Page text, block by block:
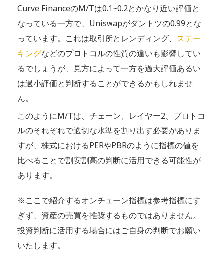
Curve FinanceのM/Tは0.1~0.2とかなり近い評価と
なっている一方で、Uniswapがダントツの0.99とな
っています。これは取引所とレンディング、 ステー
キングなどのプロトコルの性質の違いも影響してい
るでしょうが、見方によって一方を過大評価あるい
は過小評価と判断することができるかもしれませ
ん。
このようにM/Tは、チェーン、レイヤー2、プロトコ
ルのそれぞれで適切な水準を割り出す必要がありま
すが、株式におけるPERやPBRのように指標の値を
比べることで割安割高の判断に活用できる可能性が
あります。
※ここで紹介するオンチェーン指標は参考指標にす
ぎず、資産の売買を推奨するものではありません。
投資判断に活用する場合にはご自身の判断でお願い
いたします。